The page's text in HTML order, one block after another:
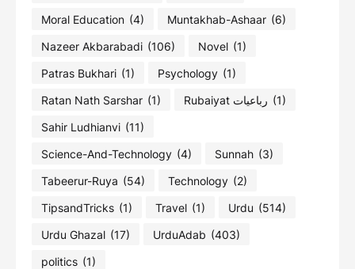
Moral Education (4) Muntakhab-Ashaar (6)
Nazeer Akbarabadi (106) Novel (1)
Patras Bukhari (1) Psychology (1)
Ratan Nath Sarshar (1) Rubaiyat رباعیات (1)
Sahir Ludhianvi (11)
Science-And-Technology (4) Sunnah (3)
Tabeerur-Ruya (54) Technology (2)
TipsandTricks (1) Travel (1) Urdu (514)
Urdu Ghazal (17) UrduAdab (403)
politics (1)